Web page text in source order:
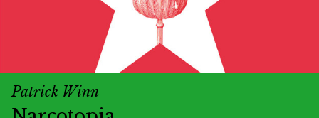
Patrick Winn